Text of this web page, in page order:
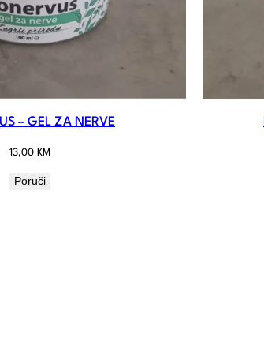
– GEL ZA NERVE
13,00 KM
Poruči